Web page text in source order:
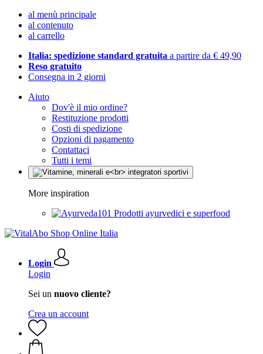
al menù principale
al contenuto
al carrello
Italia: spedizione standard gratuita a partire da € 49,90
Reso gratuito
Consegna in 2 giorni
Aiuto
Dov'è il mio ordine?
Restituzione prodotti
Costi di spedizione
Opzioni di pagamento
Contattaci
Tutti i temi
More inspiration
Prodotti ayurvedici e superfood
Login
Login
Sei un nuovo cliente?
Crea un account